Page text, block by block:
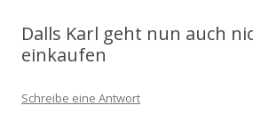
Dalls Karl geht nun auch
einkaufen
Schreibe eine Antwort